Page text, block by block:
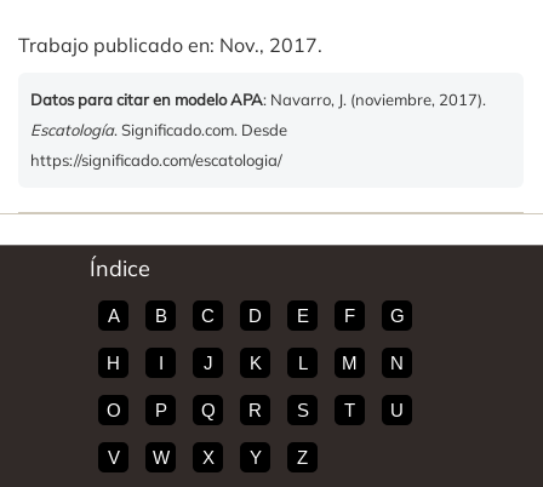
Trabajo publicado en: Nov., 2017.
Datos para citar en modelo APA: Navarro, J. (noviembre, 2017).
Escatología. Significado.com. Desde
https://significado.com/escatologia/
Índice
A B C D E F G
H I J K L M N
O P Q R S T U
V W X Y Z